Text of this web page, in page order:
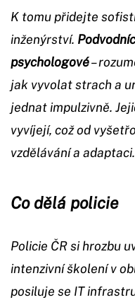
K tomu přidejte
inženýrství.
psychologové–
jak vyvolat strach a
jednat impulzivně.
vyvíjejí, což od
vzdělávání a adaptaci.
Co dělá policie
Policie ČR si hrozbu
intenzivní školení v
posiluje se IT